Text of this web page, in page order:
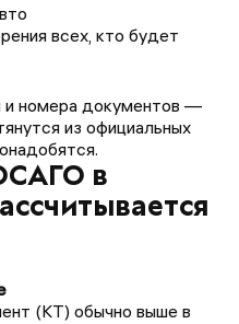
всех, кто будет
и номера документов —
из официальных
в
(КТ) обычно выше в